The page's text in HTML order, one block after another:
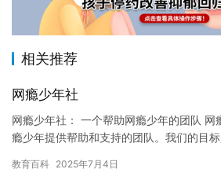
相关推荐
网瘾少年社
网瘾少年社： 一个帮助网瘾少年的团队 网
瘾少年提供帮助和支持的团队。我们的目
一…
教育百科 2025年7月4日